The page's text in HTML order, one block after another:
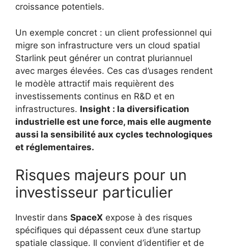
croissance potentiels.
Un exemple concret : un client professionnel qui
migre son infrastructure vers un cloud spatial
Starlink peut générer un contrat pluriannuel
avec marges élevées. Ces cas d’usages rendent
le modèle attractif mais requièrent des
investissements continus en R&D et en
infrastructures. Insight : la diversification
industrielle est une force, mais elle augmente
aussi la sensibilité aux cycles technologiques
et réglementaires.
Risques majeurs pour un
investisseur particulier
Investir dans SpaceX expose à des risques
spécifiques qui dépassent ceux d’une startup
spatiale classique. Il convient d’identifier et de